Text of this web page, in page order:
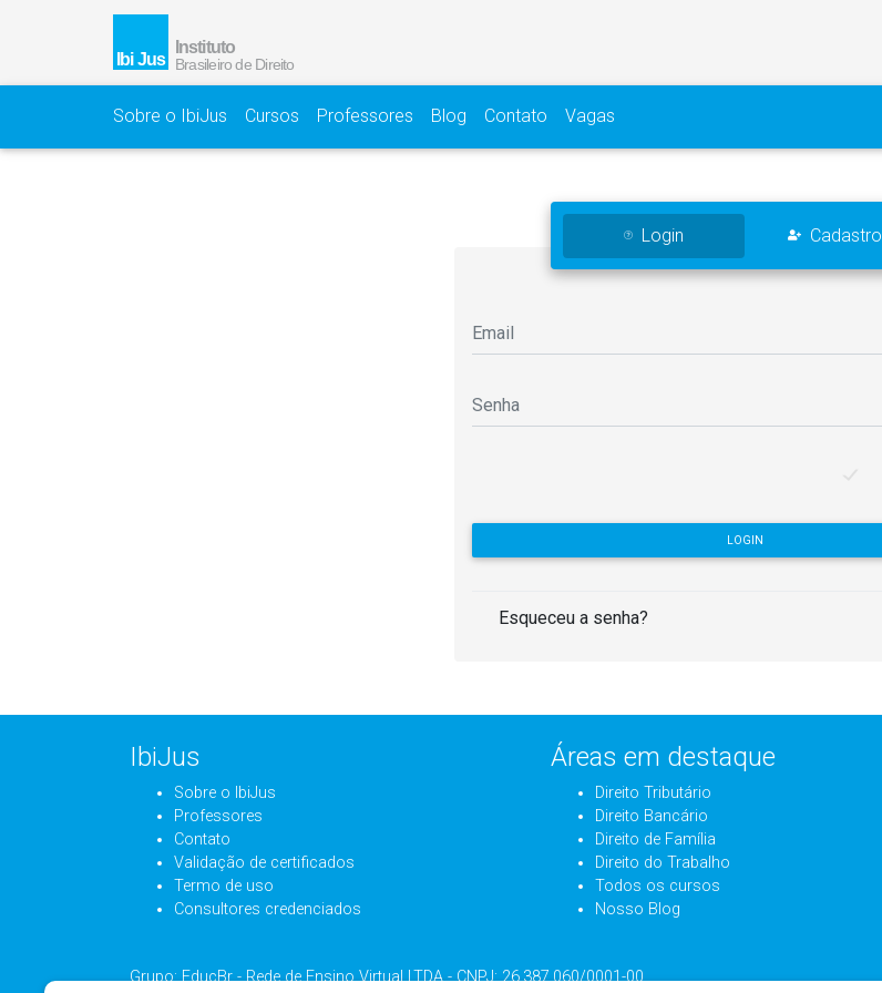
Sobre o IbiJus Cursos Professores Blog Contato Vagas
Login Cadastro
LOGIN
Esqueceu a senha?
IbiJus
Sobre o IbiJus
Professores
Contato
Validação de certificados
Termo de uso
Consultores credenciados
Áreas em destaque
Direito Tributário
Direito Bancário
Direito de Família
Direito do Trabalho
Todos os cursos
Nosso Blog
Grupo: EducBr - Rede de Ensino Virtual LTDA - CNPJ: 26.387.060/0001-00